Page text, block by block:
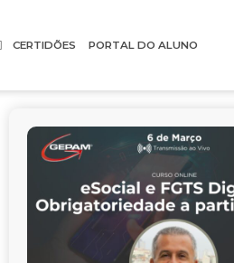
CERTIDÕES PORTAL DO ALUNO